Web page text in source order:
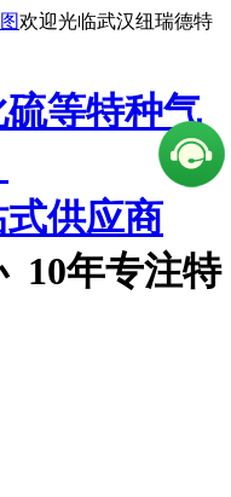
欢迎光临武汉纽瑞德特
供应商
10年专注特